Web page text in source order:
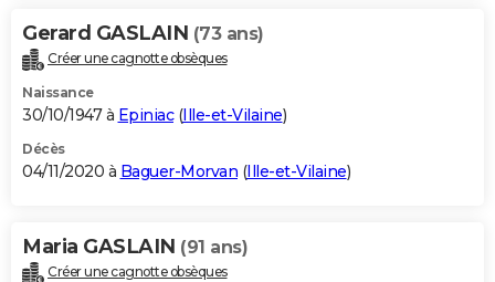
Gerard GASLAIN (73 ans)
Créer une cagnotte obsèques
Naissance
30/10/1947 à Epiniac(Ille-et-Vilaine)
Décès
04/11/2020 à Baguer-Morvan (Ille-et-Vilaine)
Maria GASLAIN (91 ans)
Créer une cagnotte obsèques